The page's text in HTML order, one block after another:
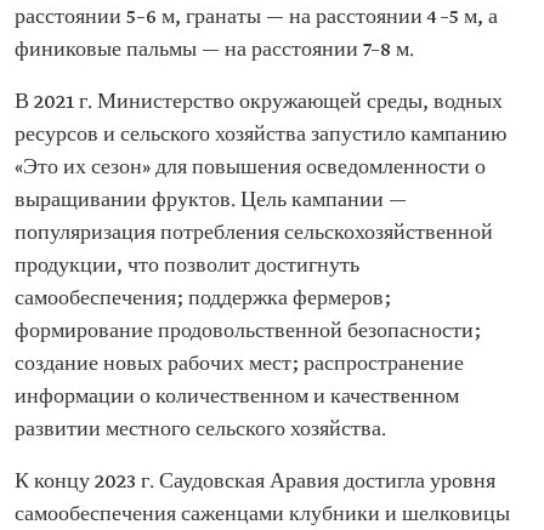
расстоянии 5–6 м, гранаты — на расстоянии 4–5 м, а
финиковые пальмы — на расстоянии 7–8 м.
В 2021 г. Министерство окружающей среды, водных
ресурсов и сельского хозяйства запустило кампанию
«Это их сезон» для повышения осведомленности о
выращивании фруктов. Цель кампании —
популяризация потребления сельскохозяйственной
продукции, что позволит достигнуть
самообеспечения; поддержка фермеров;
формирование продовольственной безопасности;
создание новых рабочих мест; распространение
информации о количественном и качественном
развитии местного сельского хозяйства.
К концу 2023 г. Саудовская Аравия достигла уровня
самообеспечения саженцами клубники и шелковицы